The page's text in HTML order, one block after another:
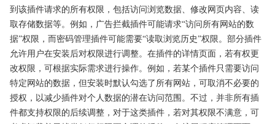
到该插件请求的所有权限，包括访问浏览数据、修改网页内容、读
取存储数据等。例如，广告拦截插件可能请求“访问所有网站的数
据”权限，而密码管理插件可能需要“读取浏览历史”权限。部分插件
允许用户在安装后对权限进行调整。在插件的详情页面，若有权更
改权限，可根据实际需求进行操作。例如，若某个插件只需要访问
特定网站的数据，但安装时默认勾选了所有网站，可取消不必要的
授权，以减少插件对个人数据的潜在访问范围。不过，并非所有插
件都支持权限的后续调整，对于这类插件，若对其权限不满意，可